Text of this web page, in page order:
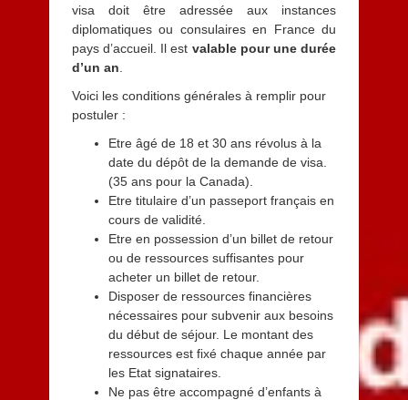
visa doit être adressée aux instances
diplomatiques ou consulaires en France du
pays d’accueil. Il est valable pour une durée
d’un an
Voici les conditions générales à remplir pour
postuler :
Etre âgé de 18 et 30 ans révolus à la
date du dépôt de la demande de visa.
(35 ans pour la Canada).
Etre titulaire d’un passeport français en
cours de validité.
Etre en possession d’un billet de retour
ou de ressources suffisantes pour
acheter un billet de retour.
Disposer de ressources financières
nécessaires pour subvenir aux besoins
du début de séjour. Le montant des
ressources est fixé chaque année par
les Etat signataires.
Ne pas être accompagné d’enfants à